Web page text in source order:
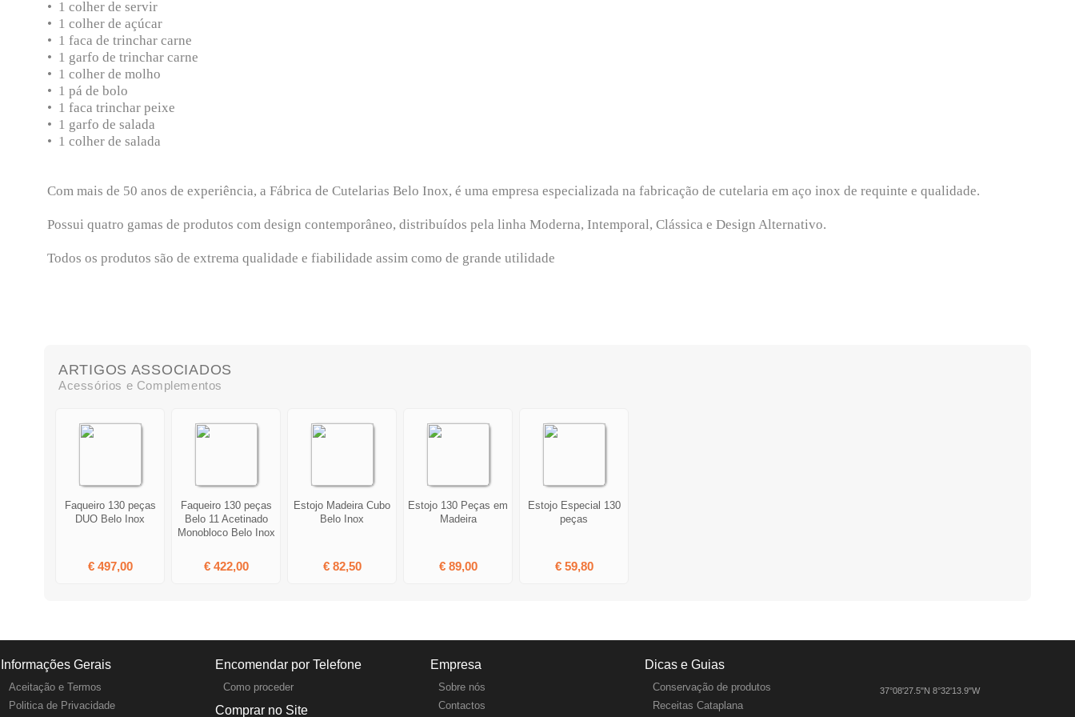
• 1 colher de servir
• 1 colher de açúcar
• 1 faca de trinchar carne
• 1 garfo de trinchar carne
• 1 colher de molho
• 1 pá de bolo
• 1 faca trinchar peixe
• 1 garfo de salada
• 1 colher de salada
Com mais de 50 anos de experiência, a Fábrica de Cutelarias Belo Inox, é uma empresa especializada na fabricação de cutelaria em aço inox de requinte e qualidade.
Possui quatro gamas de produtos com design contemporâneo, distribuídos pela linha Moderna, Intemporal, Clássica e Design Alternativo.
Todos os produtos são de extrema qualidade e fiabilidade assim como de grande utilidade
ARTIGOS ASSOCIADOS
Acessórios e Complementos
Faqueiro 130 peças
DUO Belo Inox
€ 497,00
Faqueiro 130 peças
Belo 11 Acetinado
Monobloco Belo Inox
€ 422,00
Estojo Madeira Cubo
Belo Inox
€ 82,50
Estojo 130 Peças em
Madeira
€ 89,00
Estojo Especial 130
peças
€ 59,80
Informações Gerais
Aceitação e Termos
Politica de Privacidade
Encomendar por Telefone
Como proceder
Comprar no Site
Empresa
Sobre nós
Contactos
Dicas e Guias
Conservação de produtos
Receitas Cataplana
37°08'27.5"N 8°32'13.9"W